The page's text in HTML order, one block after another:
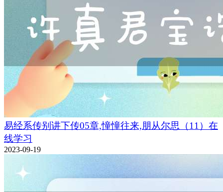
易经系传别讲下传05章,憧憧往来,朋从尔思（11）在
线学习
2023-09-19